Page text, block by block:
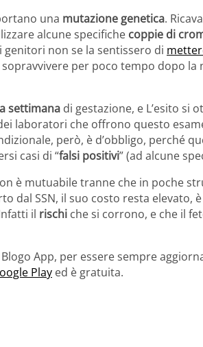
una mutazione genetica.
alcune specifiche coppie di
genitori non se la sentissero di
per poco tempo dopo
settimana di gestazione, e L’esito si
laboratori che offrono questo
però, è d’obbligo, perché
casi di “falsi positivi” (ad alcune
è mutuabile tranne che in poche
dal SSN, il suo costo resta elevato,
il rischi che si corrono, e che il
App, per essere sempre
Play ed è gratuita.